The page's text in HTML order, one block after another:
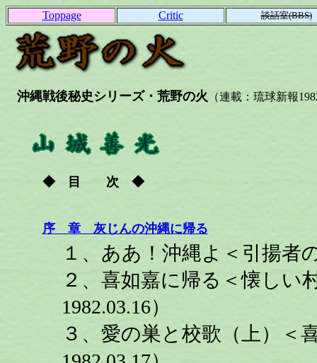
Toppage Critic 談話室(BBS)
沖縄戦後秘史シリーズ・荒野の火 （連載：琉球新報
◆ 目 次 ◆
序 章 灰じんの沖縄に帰る
１、ああ！沖縄よ＜引揚者
２、喜如嘉に帰る＜懐しい
1982.03.16）
３、愛の巣と校歌（上）＜